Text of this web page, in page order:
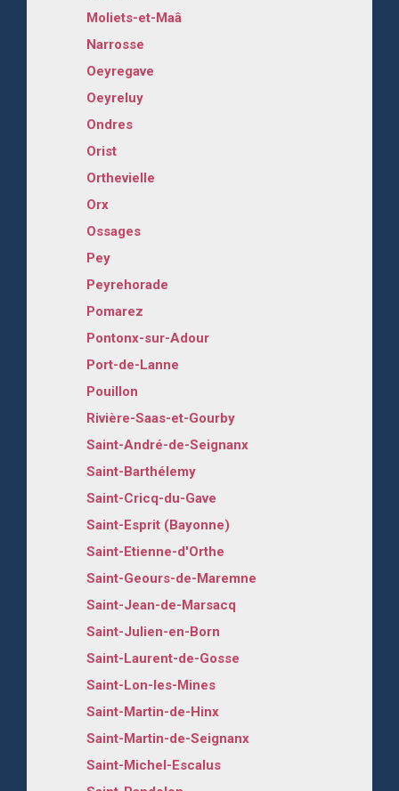
Moliets-et-Maâ
Narrosse
Oeyregave
Oeyreluy
Ondres
Orist
Orthevielle
Orx
Ossages
Pey
Peyrehorade
Pomarez
Pontonx-sur-Adour
Port-de-Lanne
Pouillon
Rivière-Saas-et-Gourby
Saint-André-de-Seignanx
Saint-Barthélemy
Saint-Cricq-du-Gave
Saint-Esprit (Bayonne)
Saint-Etienne-d'Orthe
Saint-Geours-de-Maremne
Saint-Jean-de-Marsacq
Saint-Julien-en-Born
Saint-Laurent-de-Gosse
Saint-Lon-les-Mines
Saint-Martin-de-Hinx
Saint-Martin-de-Seignanx
Saint-Michel-Escalus